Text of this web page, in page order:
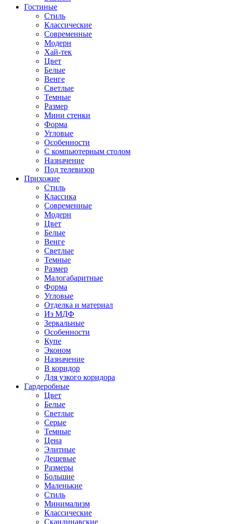
Гостиные
Стиль
Классические
Современные
Модерн
Хай-тек
Цвет
Белые
Венге
Светлые
Темные
Размер
Мини стенки
Форма
Угловые
Особенности
С компьютерным столом
Назначение
Под телевизор
Прихожие
Стиль
Классика
Современные
Модерн
Цвет
Белые
Венге
Светлые
Темные
Размер
Малогабаритные
Форма
Угловые
Отделка и материал
Из МДФ
Зеркальные
Особенности
Купе
Эконом
Назначение
В коридор
Для узкого коридора
Гардеробные
Цвет
Белые
Светлые
Серые
Темные
Цена
Элитные
Дешевые
Размеры
Большие
Маленькие
Стиль
Минимализм
Классические
Скандинавские